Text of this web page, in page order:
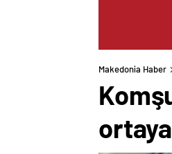
Makedonia Haber
ortaya